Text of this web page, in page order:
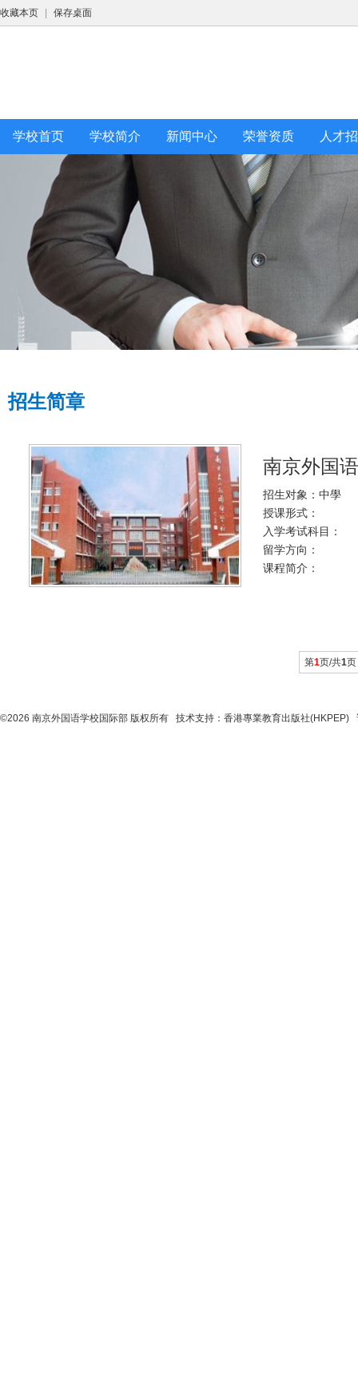
收藏本页 保存桌面
学校首页 学校简介 新闻中心 荣誉资质 人才
招生简章
南京外国
招生对象：中學
授课形式：
入学考试科目：
留学方向：
课程简介：
第1页/共1页
©2026 南京外国语学校国际部 版权所有 技术支持： 香港專業教育出版社(HKPEP)